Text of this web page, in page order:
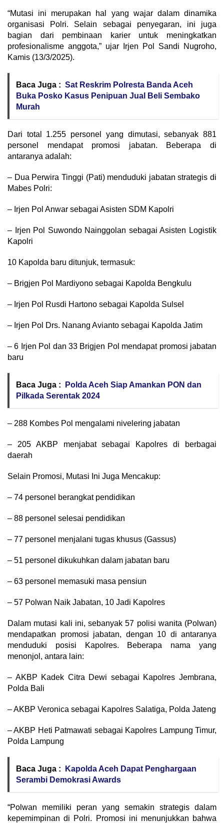
“Mutasi ini merupakan hal yang wajar dalam dinamika
organisasi Polri. Selain sebagai penyegaran, ini juga
bagian dari pembinaan karier untuk meningkatkan
profesionalisme anggota,” ujar Irjen Pol Sandi Nugroho,
Kamis (13/3/2025).
Baca Juga : Sat Reskrim Polresta Banda Aceh
Buka Posko Kasus Penipuan Jual Beli Sembako
Murah
Dari total 1.255 personel yang dimutasi, sebanyak 881
personel mendapat promosi jabatan. Beberapa di
antaranya adalah:
– Dua Perwira Tinggi (Pati) menduduki jabatan strategis di
Mabes Polri:
– Irjen Pol Anwar sebagai Asisten SDM Kapolri
– Irjen Pol Suwondo Nainggolan sebagai Asisten Logistik
Kapolri
10 Kapolda baru ditunjuk, termasuk:
– Brigjen Pol Mardiyono sebagai Kapolda Bengkulu
– Irjen Pol Rusdi Hartono sebagai Kapolda Sulsel
– Irjen Pol Drs. Nanang Avianto sebagai Kapolda Jatim
– 6 Irjen Pol dan 33 Brigjen Pol mendapat promosi jabatan
baru
Baca Juga :
Polda Aceh Siap Amankan PON dan
Pilkada Serentak 2024
– 288 Kombes Pol mengalami nivelering jabatan
– 205 AKBP menjabat sebagai Kapolres di berbagai
daerah
Selain Promosi, Mutasi Ini Juga Mencakup:
– 74 personel berangkat pendidikan
– 88 personel selesai pendidikan
– 77 personel menjalani tugas khusus (Gassus)
– 51 personel dikukuhkan dalam jabatan baru
– 63 personel memasuki masa pensiun
– 57 Polwan Naik Jabatan, 10 Jadi Kapolres
Dalam mutasi kali ini, sebanyak 57 polisi wanita (Polwan)
mendapatkan promosi jabatan, dengan 10 di antaranya
menduduki posisi Kapolres. Beberapa nama yang
menonjol, antara lain:
– AKBP Kadek Citra Dewi sebagai Kapolres Jembrana,
Polda Bali
– AKBP Veronica sebagai Kapolres Salatiga, Polda Jateng
– AKBP Heti Patmawati sebagai Kapolres Lampung Timur,
Polda Lampung
Baca Juga :
Kapolda Aceh Dapat Penghargaan
Serambi Demokrasi Awards
“Polwan memiliki peran yang semakin strategis dalam
kepemimpinan di Polri. Promosi ini menunjukkan bahwa